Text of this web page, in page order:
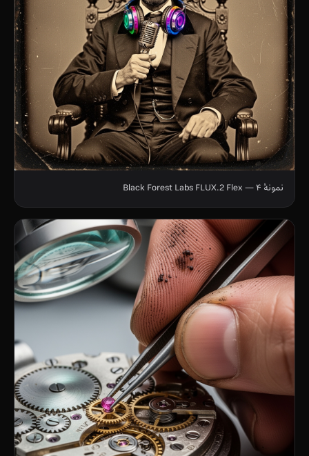
نمونهٔ ۴ — Black Forest Labs FLUX.2 Flex